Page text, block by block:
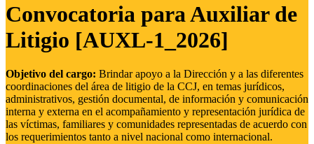
Convocatoria para Auxiliar de
Litigio [AUXL-1_2026]
Objetivo del cargo: Brindar apoyo a la Dirección y a las diferentes
coordinaciones del área de litigio de la CCJ, en temas jurídicos,
administrativos, gestión documental, de información y comunicación
interna y externa en el acompañamiento y representación jurídica de
las víctimas, familiares y comunidades representadas de acuerdo con
los requerimientos tanto a nivel nacional como internacional.